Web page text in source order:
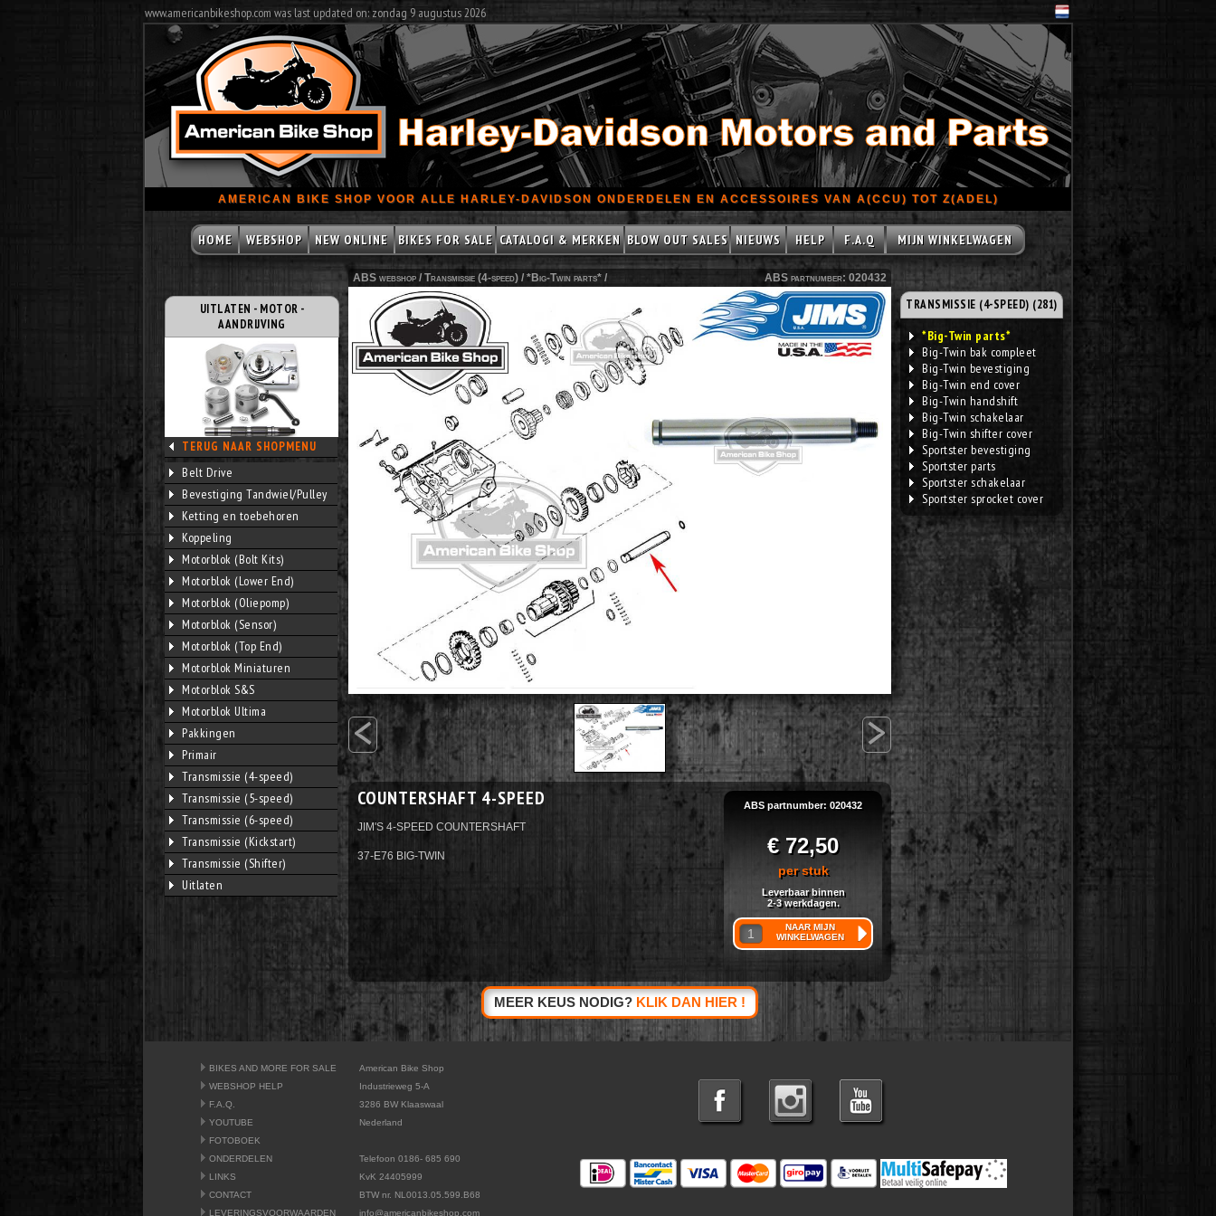
www.americanbikeshop.com was last updated on: zondag 9 augustus 2026
AMERICAN BIKE SHOP VOOR ALLE HARLEY-DAVIDSON ONDERDELEN EN ACCESSOIRES VAN A(CCU) TOT Z(ADEL)
HOME WEBSHOP NEW ONLINE BIKES FOR SALE CATALOGI & MERKEN BLOW OUT SALES NIEUWS HELP F.A.Q MIJN WINKELWAGEN
UITLATEN - MOTOR -
AANDRIJVING
TERUG NAAR SHOPMENU
Belt Drive
Bevestiging Tandwiel/Pulley
Ketting en toebehoren
Koppeling
Motorblok (Bolt Kits)
Motorblok (Lower End)
Motorblok (Oliepomp)
Motorblok (Sensor)
Motorblok (Top End)
Motorblok Miniaturen
Motorblok S&S
Motorblok Ultima
Pakkingen
Primair
Transmissie (4-speed)
Transmissie (5-speed)
Transmissie (6-speed)
Transmissie (Kickstart)
Transmissie (Shifter)
Uitlaten
ABS webshop / Transmissie (4-speed) / *Big-Twin parts* / ABS partnumber: 020432
< >
COUNTERSHAFT 4-SPEED
JIM'S 4-SPEED COUNTERSHAFT
37-E76 BIG-TWIN
ABS partnumber: 020432
€ 72,50
per stuk
Leverbaar binnen
2-3 werkdagen.
NAAR MIJN
WINKELWAGEN
MEER KEUS NODIG? KLIK DAN HIER !
TRANSMISSIE (4-SPEED) (281)
*Big-Twin parts*
Big-Twin bak compleet
Big-Twin bevestiging
Big-Twin end cover
Big-Twin handshift
Big-Twin schakelaar
Big-Twin shifter cover
Sportster bevestiging
Sportster parts
Sportster schakelaar
Sportster sprocket cover
BIKES AND MORE FOR SALE
WEBSHOP HELP
F.A.Q.
YOUTUBE
FOTOBOEK
ONDERDELEN
LINKS
CONTACT
LEVERINGSVOORWAARDEN
American Bike Shop
Industrieweg 5-A
3286 BW Klaaswaal
Nederland
Telefoon 0186- 685 690
KvK 24405999
BTW nr. NL0013.05.599.B68
info@americanbikeshop.com